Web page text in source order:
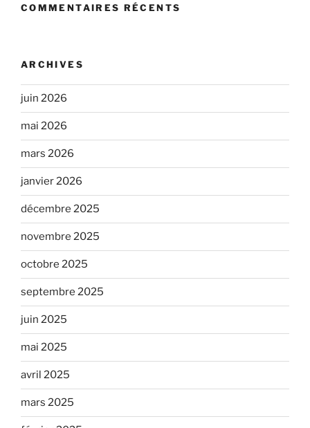
COMMENTAIRES RÉCENTS
ARCHIVES
juin 2026
mai 2026
mars 2026
janvier 2026
décembre 2025
novembre 2025
octobre 2025
septembre 2025
juin 2025
mai 2025
avril 2025
mars 2025